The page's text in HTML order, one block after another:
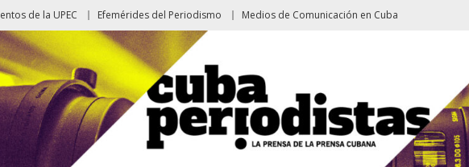
de la UPEC Efemérides del Periodismo Medios de Comunicación en Cuba